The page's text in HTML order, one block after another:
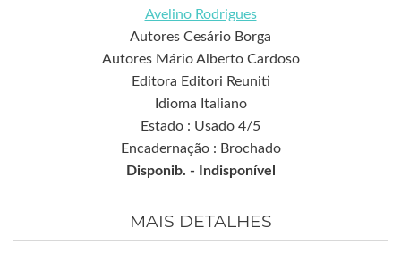
Avelino Rodrigues
Autores Cesário Borga
Autores Mário Alberto Cardoso
Editora Editori Reuniti
Idioma Italiano
Estado : Usado 4/5
Encadernação : Brochado
Disponib. -
Indisponível
MAIS DETALHES